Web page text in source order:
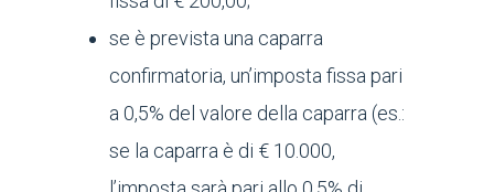
se è prevista una caparra
confirmatoria, un’imposta fissa pari
a 0,5% del valore della caparra (es.:
se la caparra è di € 10.000,